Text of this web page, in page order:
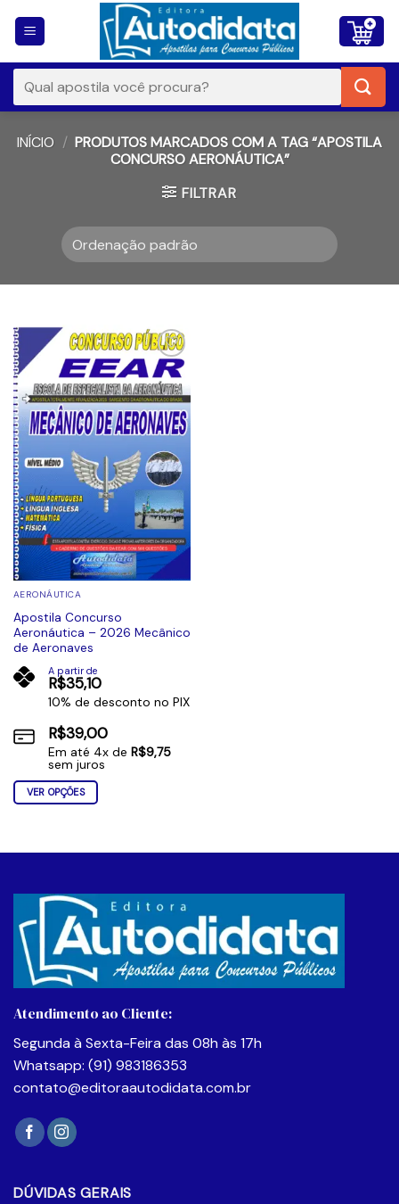
por:
INÍCIO / PRODUTOS MARCADOS COM A TAG “APOSTILA
CONCURSO AERONÁUTICA”
FILTRAR
Add to
wishlist
AERONÁUTICA
Apostila Concurso
Aeronáutica – 2026 Mecânico
de Aeronaves
A partir de
R$35,10
10% de desconto no PIX
R$39,00
Em até 4x de R$9,75
sem juros
VER OPÇÕES
tem
opções
podem
ser
escolhidas
página
do
Atendimento ao Cliente:
Segunda à Sexta-Feira das 08h às 17h
Whatsapp: (91) 983186353
contato@editoraautodidata.com.br
DÚVIDAS GERAIS